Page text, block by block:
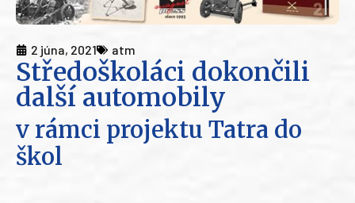
2 júna, 2021 atm
Středoškoláci dokončili
další automobily
v rámci projektu Tatra do
škol